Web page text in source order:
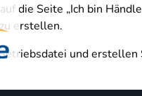
die Seite „Ich bin
erstellen.
und